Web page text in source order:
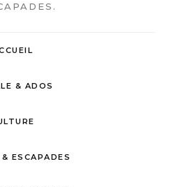
& ADOS
ESCAPADES